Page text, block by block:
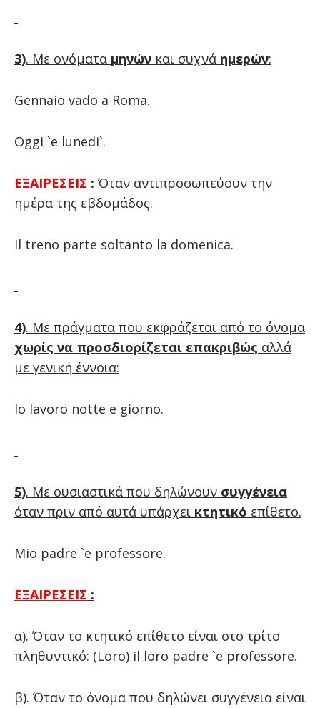
3). Με ονόματα μηνώνκαι συχνά ημερών:
Gennaio vado a Roma.
Oggi `e lunedi`.
ΕΞΑΙΡΕΣΕΙΣ : Όταν αντιπροσωπεύουν την
ημέρα της εβδομάδος.
Il treno parte soltanto la domenica.
4). Με πράγματα που εκφράζεται από το όνομα
χωρίς να προσδιορίζεται επακριβώς αλλά
με γενική έννοια:
Io lavoro notte e giorno.
5). Με ουσιαστικά που δηλώνουν συγγένεια
όταν πριν από αυτά υπάρχει κτητικό επίθετο.
Mio padre `e professore.
ΕΞΑΙΡΕΣΕΙΣ :
α). Όταν το κτητικό επίθετο είναι στο τρίτο
πληθυντικό: (Loro) il loro padre `e professore.
β). Όταν το όνομα που δηλώνει συγγένεια είναι